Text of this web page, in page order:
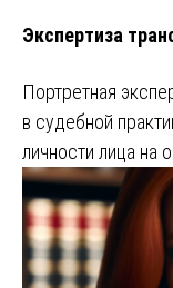
Экспертиза
Портретная
в судебной
личности лица на